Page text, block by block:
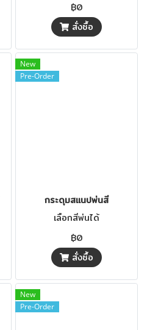
฿0
สั่งซื้อ
New
Pre-Order
กระดุมสแนปพ่นสี
เลือกสีพ่นได้
฿0
สั่งซื้อ
New
Pre-Order